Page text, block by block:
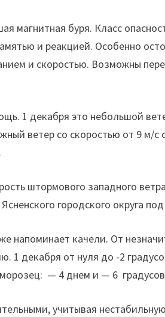
магнитная буря. Класс
и реакцией. Особенно
и скоростью. Возможны
1 декабря это небольшой
ветер со скоростью от 9 м/с
штормового западного
городского округа
напоминает качели. От
1 декабря от нуля до -2
морозец: — 4 днем и — 6
учитывая